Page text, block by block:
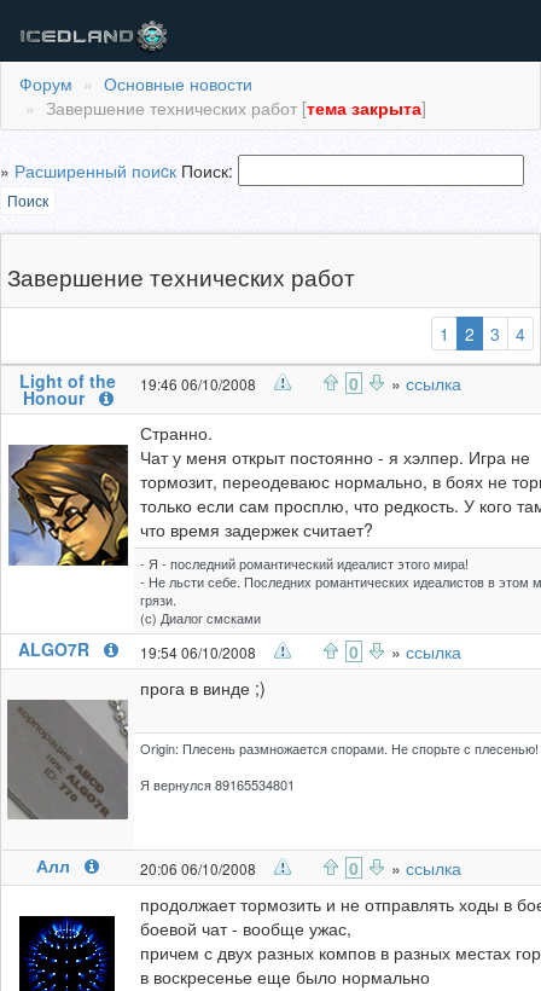
Форум
Основные новости
Завершение технических работ [тема закрыта]
» Расширенный поиcк Поиск:
Поиск
Завершение технических работ
1 2 3
4
Light of the
Honour
19:46 06/10/2008 0 » ссылка
Странно.
Чат у меня открыт постоянно - я хэлпер. Игра не
тормозит, переодеваюс нормально, в боях не
только если сам просплю, что редкость. У кого
что время задержек считает?
- Я - последний романтический идеалист этого мира!
- Не льсти себе. Последних романтических идеалистов в этом
грязи.
(с) Диалог смсками
ALGO7R 19:54 06/10/2008 0 » ссылка
прога в винде ;)
Origin: Плесень размножается спорами. Не спорьте с плесенью!
Я вернулся 89165534801
Алл 20:06 06/10/2008 0 » ссылка
продолжает тормозить и не отправлять ходы в
боевой чат - вообще ужас,
причем с двух разных компов в разных местах
в воскресенье еще было нормально